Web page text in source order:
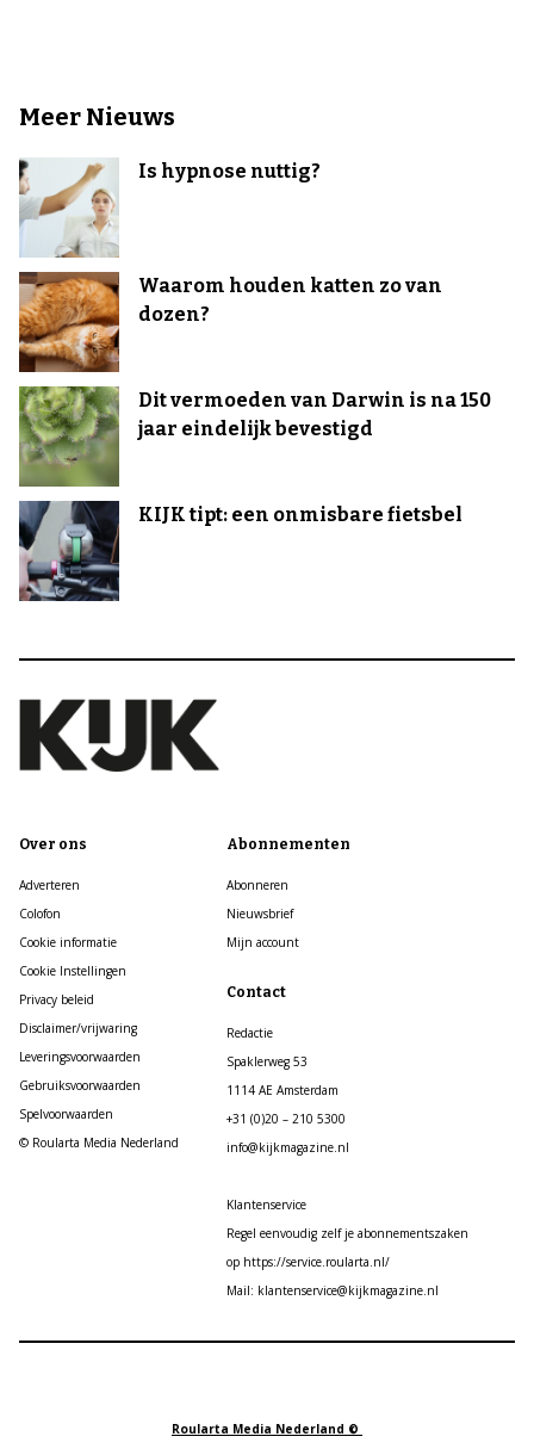
Meer Nieuws
Is hypnose nuttig?
Waarom houden katten zo van
dozen?
Dit vermoeden van Darwin is na 150
jaar eindelijk bevestigd
KIJK tipt: een onmisbare fietsbel
Over ons
Adverteren
Colofon
Cookie informatie
Cookie Instellingen
Privacy beleid
Disclaimer/vrijwaring
Leveringsvoorwaarden
Gebruiksvoorwaarden
Spelvoorwaarden
© Roularta Media Nederland
Abonnementen
Abonneren
Nieuwsbrief
Mijn account
Contact
Redactie
Spaklerweg 53
1114 AE Amsterdam
+31 (0)20 – 210 5300
info@kijkmagazine.nl
Klantenservice
Regel eenvoudig zelf je abonnementszaken
op https://service.roularta.nl/
Mail: klantenservice@kijkmagazine.nl
Roularta Media Nederland ©